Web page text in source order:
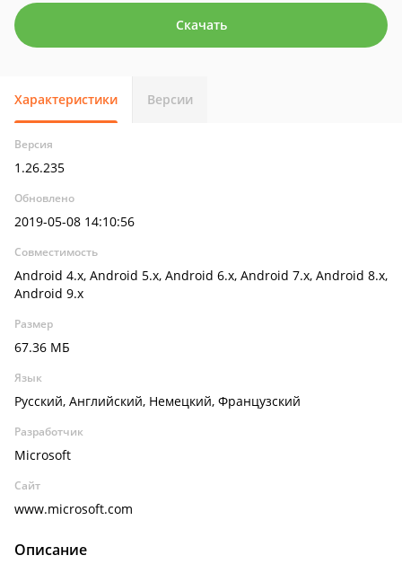
Скачать
Характеристики Версии
Версия
1.26.235
Обновлено
2019-05-08 14:10:56
Совместимость
Android 4.x, Android 5.x, Android 6.x, Android 7.x, Android 8.x,
Android 9.x
Размер
67.36 МБ
Язык
Русский, Английский, Немецкий, Французский
Разработчик
Microsoft
Сайт
www.microsoft.com
Описание